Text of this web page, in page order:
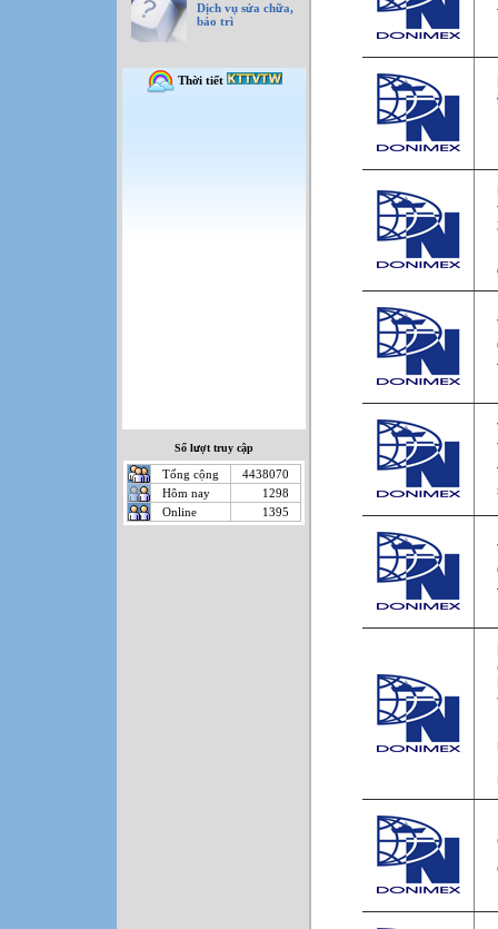
Dịch vụ sửa chữa,
bảo trì
Số lượt truy cập
Tổng cộng
4438070
Hôm nay
1298
Online
1395